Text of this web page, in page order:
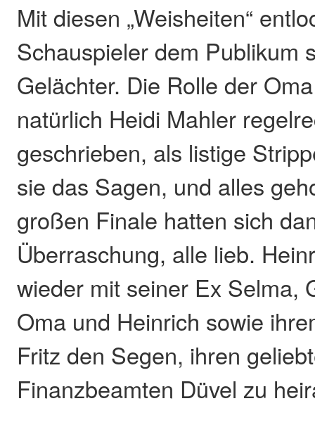
Mit diesen „Weisheiten“
Schauspieler dem Publikum
Gelächter. Die Rolle der
natürlich Heidi Mahler
geschrieben, als listige
sie das Sagen, und alles
großen Finale hatten sich
Überraschung, alle lieb.
wieder mit seiner Ex Selma,
Oma und Heinrich sowie
Fritz den Segen, ihren
Finanzbeamten Düvel zu